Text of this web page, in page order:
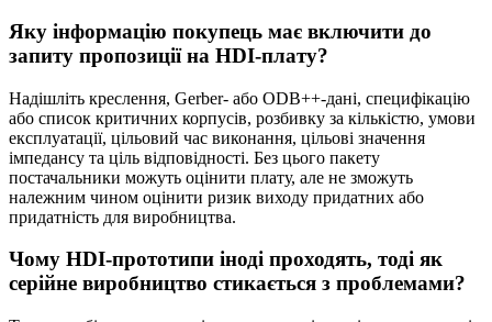
Яку інформацію покупець має включити до
запиту пропозиції на HDI-плату?
Надішліть креслення, Gerber- або ODB++-дані, специфікацію
або список критичних корпусів, розбивку за кількістю, умови
експлуатації, цільовий час виконання, цільові значення
імпедансу та ціль відповідності. Без цього пакету
постачальники можуть оцінити плату, але не зможуть
належним чином оцінити ризик виходу придатних або
придатність для виробництва.
Чому HDI-прототипи іноді проходять, тоді як
серійне виробництво стикається з проблемами?